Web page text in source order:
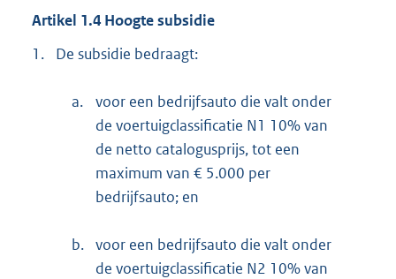
Artikel 1.4 Hoogte subsidie
1.
De subsidie bedraagt:
a.
voor een bedrijfsauto die valt onder
de voertuigclassificatie N1 10% van
de netto catalogusprijs, tot een
maximum van € 5.000 per
bedrijfsauto; en
b. voor een bedrijfsauto die valt onder
de voertuigclassificatie N2 10% van